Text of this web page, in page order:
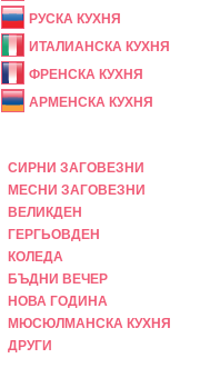
РУСКА КУХНЯ
ИТАЛИАНСКА КУХНЯ
ФРЕНСКА КУХНЯ
АРМЕНСКА КУХНЯ
СИРНИ ЗАГОВЕЗНИ
МЕСНИ ЗАГОВЕЗНИ
ВЕЛИКДЕН
ГЕРГЬОВДЕН
КОЛЕДА
БЪДНИ ВЕЧЕР
НОВА ГОДИНА
МЮСЮЛМАНСКА КУХНЯ
ДРУГИ